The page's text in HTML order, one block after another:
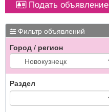
Подать объявление
Фильтр объявлений
Город / регион
Раздел